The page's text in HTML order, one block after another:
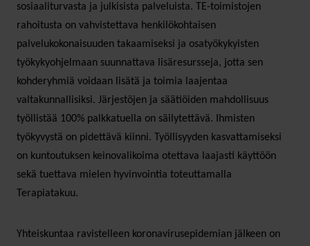
sosiaaliturvasta ja julkisista palveluista. TE-toimistojen
rahoitusta on vahvistettava henkilökohtaisen
palvelukokonaisuuden takaamiseksi ja osatyökykyisten
työkykyohjelmaan suunnattava lisäresursseja, jotta sen
kohderyhmiä voidaan lisätä ja toimia laajentaa
valtakunnallisiksi. Järjestöjen ja säätiöiden mahdollisuus
työllistää 100% palkkatuella on säilytettävä. Ihmisten
työkyvystä on pidettävä kiinni. Työllisyyden kasvattamiseksi
on kuntoutuksen keinovalikoima otettava laajasti käyttöön
sekä tuettava mielen hyvinvointia toteuttamalla
Terapiatakuu.
Yhteiskuntaa ravistelleen koronavirusepidemian jälkeen on